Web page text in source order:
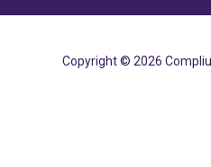
Copyright © 2026